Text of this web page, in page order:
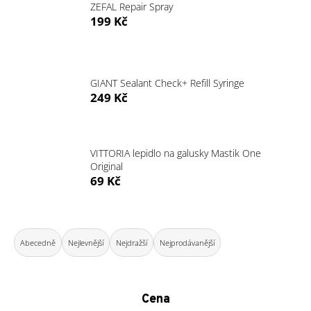
ZEFAL Repair Spray
199 Kč
GIANT Sealant Check+ Refill Syringe
249 Kč
VITTORIA lepidlo na galusky Mastik One
Original
69 Kč
Ř
aAbecedně Nejlevnější Nejdražší Nejprodávanější
Cena
HLEDAT
o
p